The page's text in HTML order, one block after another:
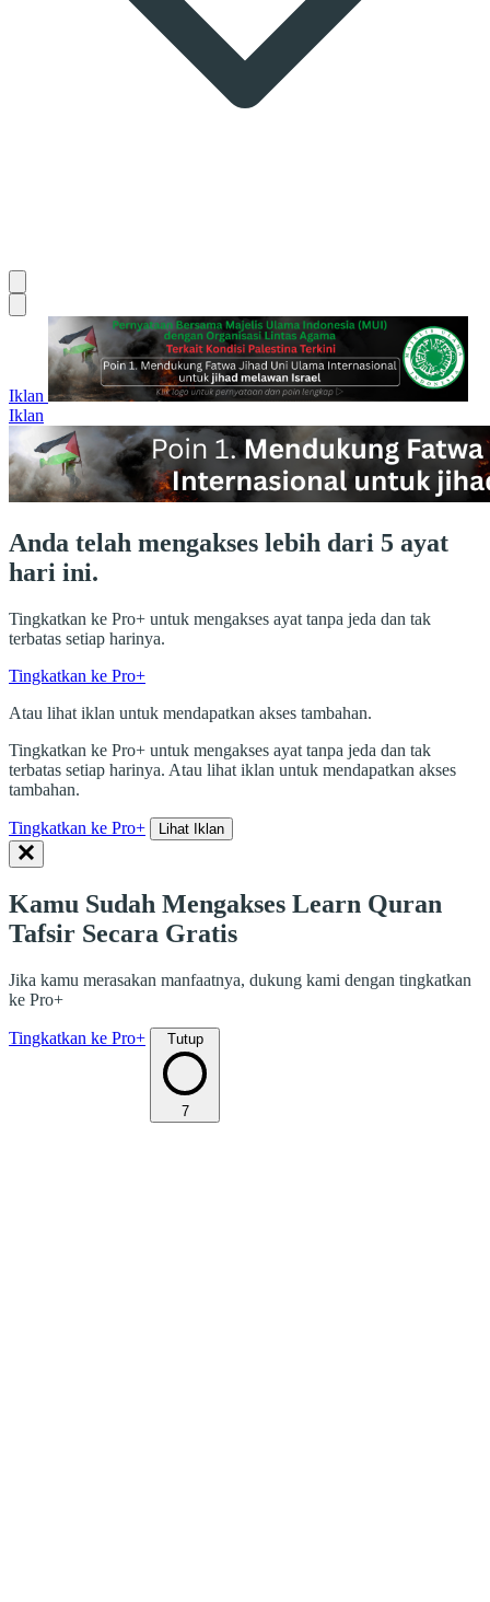
Iklan
Iklan
Anda telah mengakses lebih dari 5 ayat
hari ini.
Tingkatkan ke Pro+ untuk mengakses ayat tanpa jeda dan tak
terbatas setiap harinya.
Tingkatkan ke Pro+
Atau lihat iklan untuk mendapatkan akses tambahan.
Tingkatkan ke Pro+ untuk mengakses ayat tanpa jeda dan tak
terbatas setiap harinya. Atau lihat iklan untuk mendapatkan akses
tambahan.
Tingkatkan ke Pro+ Lihat Iklan
Kamu Sudah Mengakses Learn Quran
Tafsir Secara Gratis
Jika kamu merasakan manfaatnya, dukung kami dengan tingkatkan
ke Pro+
Tingkatkan ke Pro+ Tutup
7